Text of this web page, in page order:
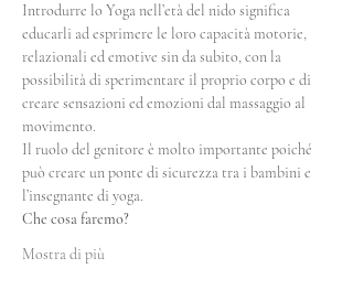
Introdurre lo Yoga nell’età del nido significa
educarli ad esprimere le loro capacità motorie,
relazionali ed emotive sin da subito, con la
possibilità di sperimentare il proprio corpo e di
creare sensazioni ed emozioni dal massaggio al
movimento.
Il ruolo del genitore è molto importante poiché
può creare un ponte di sicurezza tra i bambini e
l’insegnante di yoga.
Che cosa faremo?
Mostra di più